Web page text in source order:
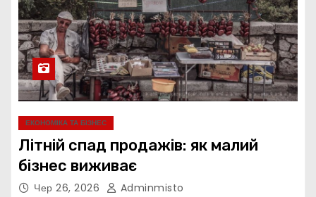
ЕКОНОМІКА ТА БІЗНЕС
Літній спад продажів: як малий
бізнес виживає
Чер 26, 2026 Adminmisto